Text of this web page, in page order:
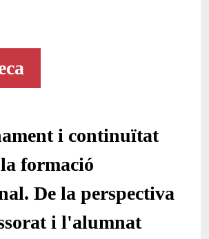
i continuïtat
formació
De la perspectiva
i l'alumnat